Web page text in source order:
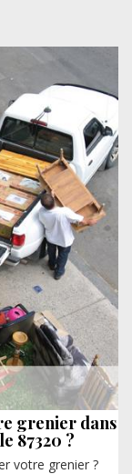
grenier dans
87320 ?
votre grenier ?